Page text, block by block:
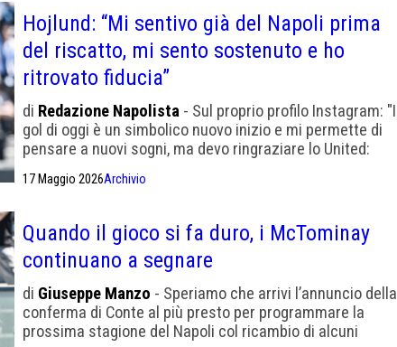
Hojlund: “Mi sentivo già del Napoli prima
del riscatto, mi sento sostenuto e ho
ritrovato fiducia”
di Redazione Napolista - Sul proprio profilo Instagram: "Il
gol di oggi è un simbolico nuovo inizio e mi permette di
pensare a nuovi sogni, ma devo ringraziare lo United:
molto"
17 Maggio 2026Archivio
Quando il gioco si fa duro, i McTominay
continuano a segnare
di Giuseppe Manzo - Speriamo che arrivi l’annuncio della
conferma di Conte al più presto per programmare la
prossima stagione del Napoli col ricambio di alcuni